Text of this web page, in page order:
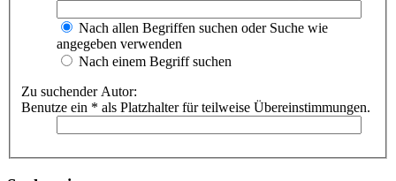
Nach allen Begriffen suchen oder Suche wie
angegeben verwenden
Nach einem Begriff suchen
Zu suchender Autor:
Benutze ein * als Platzhalter für teilweise Übereinstimmungen.